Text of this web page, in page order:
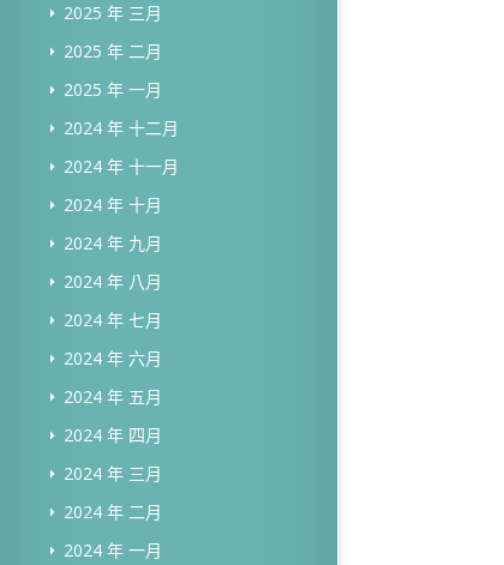
2025 年 三月
2025 年 二月
2025 年 一月
2024 年 十二月
2024 年 十一月
2024 年 十月
2024 年 九月
2024 年 八月
2024 年 七月
2024 年 六月
2024 年 五月
2024 年 四月
2024 年 三月
2024 年 二月
2024 年 一月